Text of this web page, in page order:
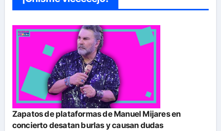
Zapatos de plataformas de Manuel Mijares en
concierto desatan burlas y causan dudas